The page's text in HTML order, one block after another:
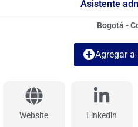
Asistente
Bogotá -
Agregar
Website Linkedin